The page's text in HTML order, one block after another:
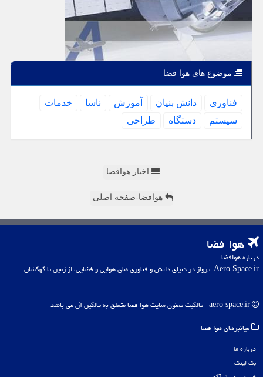
موضوع های هوا فضا
فناوری دانش بنیان آموزش ناسا
خدمات
سیستم
دستگاه طراحی
اخبار هوافضا
هوافضا-صفحه اصلی
هوا فضا
درباره هوافضا
Aero-Space.ir: پرواز در دنیای دانش و فناوری های هوایی و فضایی، از زمین تا کهکشان
میانبرهای هوا فضا
درباره ما
بک لینک